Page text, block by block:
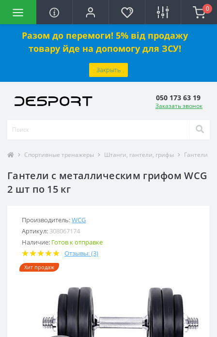
Разом до перемоги! 5% від продажу
товару йде на допомогу для ЗСУ!
Закрыть
0
050 173 63 19
Заказать звонок
Спортивные тренажеры Штанги, гантели, грифы Гантели
Гантели с металлическим грифом WCG
2 шт по 15 кг
Производитель:WCG
Артикул: 308067174
Наличие: Готов к отправке
Отзывы: (3)
Хит продаж